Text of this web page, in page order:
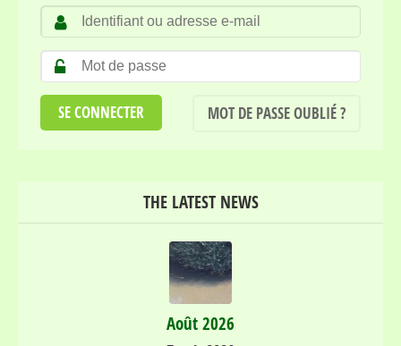
MOT DE PASSE OUBLIÉ ?
THE LATEST NEWS
Août 2026